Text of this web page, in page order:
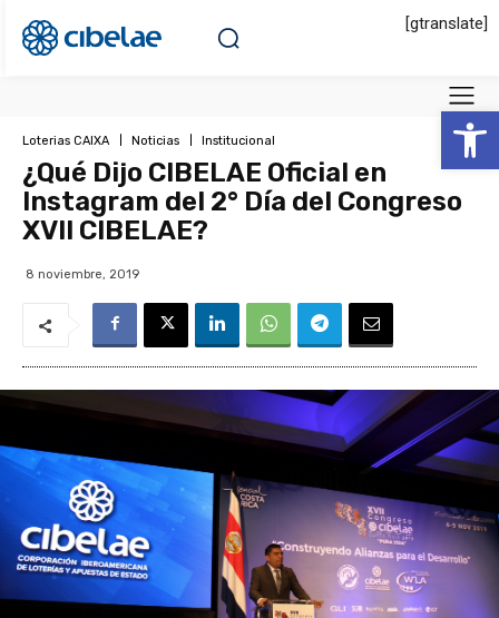
Abrir
[gtranslate]
Loterias CAIXA Noticias Institucional
¿Qué Dijo CIBELAE Oficial en
Instagram del 2° Día del Congreso
XVII CIBELAE?
8 noviembre, 2019